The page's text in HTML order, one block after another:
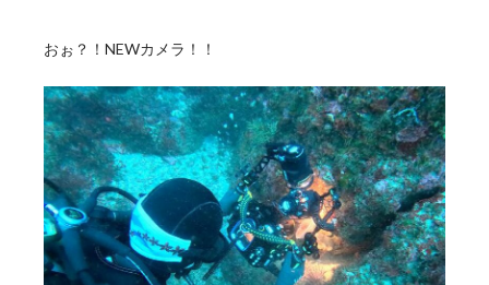
おぉ？！NEWカメラ！！